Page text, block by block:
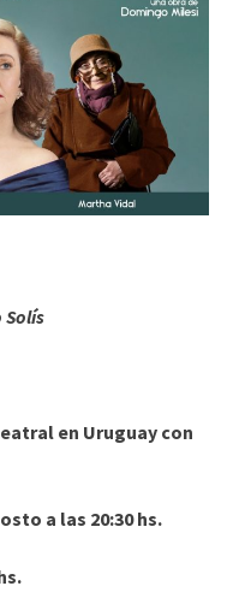
ís
Uruguay con
a las 20:30 hs.